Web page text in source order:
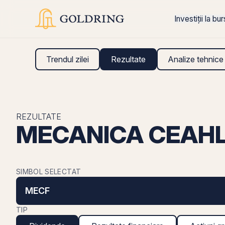
Investiții la
Trendul zilei Rezultate Analize tehnice
REZULTATE
MECANICA
SIMBOL SELECTAT
MECF
TIP